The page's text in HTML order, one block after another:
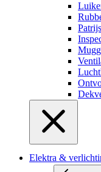
Elektra &